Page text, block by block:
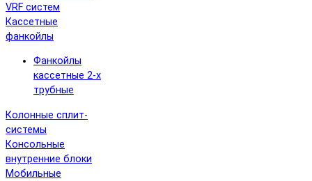
VRF систем
Кассетные
фанкойлы
Фанкойлы
кассетные 2-х
трубные
Колонные сплит-
системы
Консольные
внутренние блоки
Мобильные